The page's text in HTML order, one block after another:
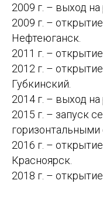
2009 г. – выход
2009 г. –
Нефтеюганск.
2011 г. –
2012 г. –
Губкинский.
2014 г. – выход
2015 г. – запуск
горизонтальными
2016 г. –
Красноярск.
2018 г. –